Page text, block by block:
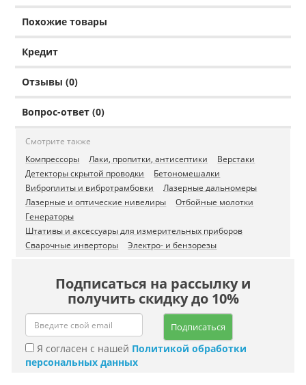
Похожие товары
Кредит
Отзывы (0)
Вопрос-ответ (0)
Смотрите также
Компрессоры
Лаки, пропитки, антисептики
Верстаки
Детекторы скрытой проводки
Бетономешалки
Виброплиты и вибротрамбовки
Лазерные дальномеры
Лазерные и оптические нивелиры
Отбойные молотки
Генераторы
Штативы и аксессуары для измерительных приборов
Сварочные инверторы
Электро- и бензорезы
Подписаться на рассылку и
получить скидку до 10%
Подписаться
Я согласен с нашей Политикой обработки
персональных данных